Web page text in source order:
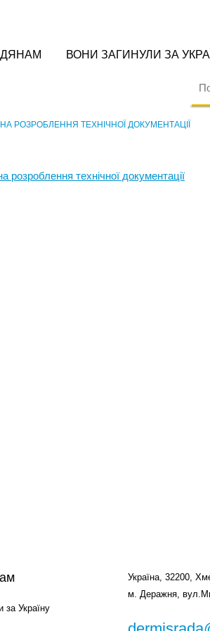
ВОНИ ЗАГИНУЛИ ЗА
РОЗРОБЛЕННЯ ТЕХНІЧНОЇ ДОКУМЕНТАЦІЇ
технічної документації
за Україну
Україна, 32200,
м. Деражня,